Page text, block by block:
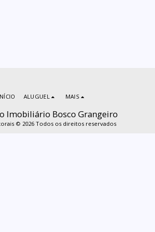
Imobiliário Bosco Grangeiro
© 2026 Todos os direitos reservados
ALUGUEL MAIS